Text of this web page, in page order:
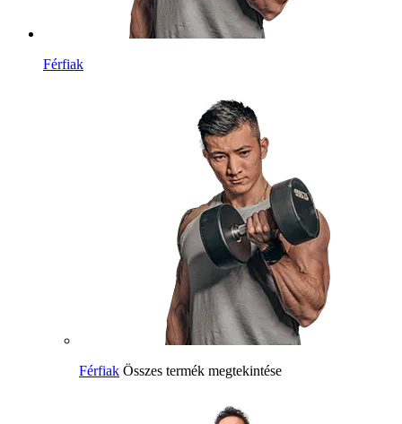
Férfiak
Férfiak Összes termék megtekintése